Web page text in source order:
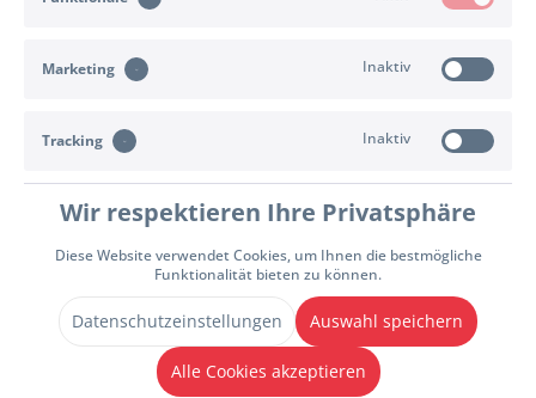
INFORMATIONEN
Cookie-Einstellungen Widerrufsrecht Versand- und Zahlungsbedingungen
Impressum Datenschutzhinweise
Vertrag widerrufen
* Alle Preise inkl. gesetzl. Mehrwertsteuer zzgl.Versandkosten
und ggf.
Nachnahmegebühren, wenn nicht anders beschrieben
Marketing Inaktiv
Tracking Inaktiv
Wir respektieren Ihre Privatsphäre
Diese Website verwendet Cookies, um Ihnen die bestmögliche
Funktionalität bieten zu können.
Datenschutzeinstellungen Auswahl speichern
Alle Cookies akzeptieren